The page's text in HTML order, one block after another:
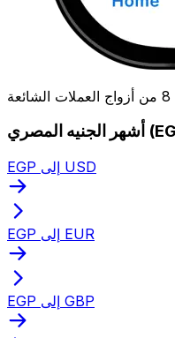
EGP إلى USD
EGP إلى EUR
EGP إلى GBP